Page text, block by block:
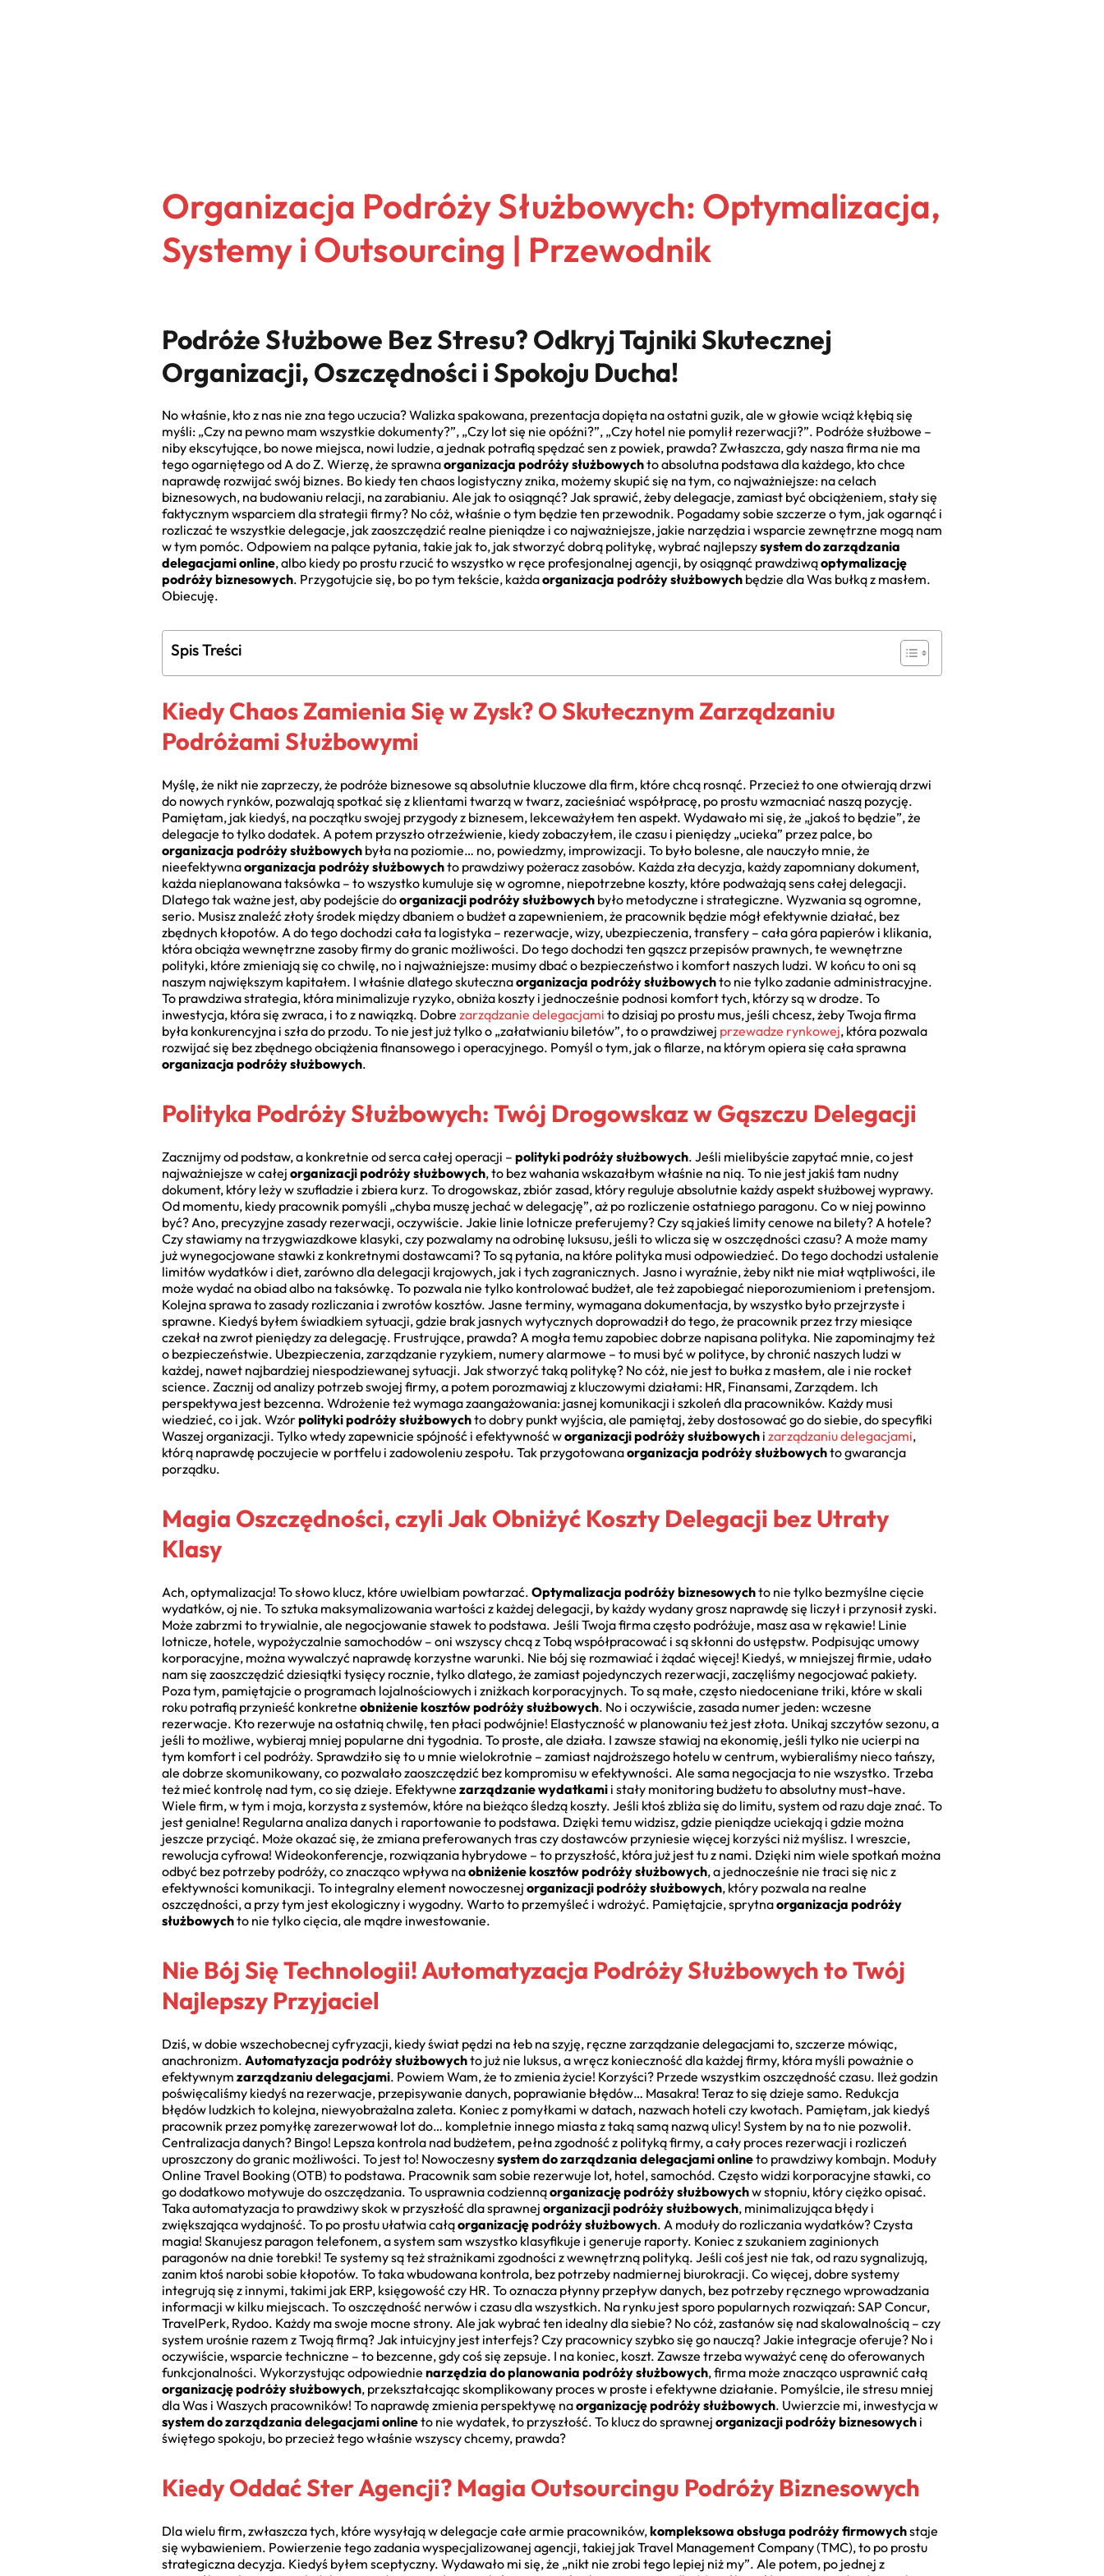
Organizacja Podróży Służbowych: Optymalizacja,
Systemy i Outsourcing | Przewodnik
Podróże Służbowe Bez Stresu? Odkryj Tajniki Skutecznej
Organizacji, Oszczędności i Spokoju Ducha!
No właśnie, kto z nas nie zna tego uczucia? Walizka spakowana, prezentacja dopięta na ostatni guzik, ale w głowie wciąż kłębią się
myśli: „Czy na pewno mam wszystkie dokumenty?”, „Czy lot się nie opóźni?”, „Czy hotel nie pomylił rezerwacji?”. Podróże służbowe –
niby ekscytujące, bo nowe miejsca, nowi ludzie, a jednak potrafią spędzać sen z powiek, prawda? Zwłaszcza, gdy nasza firma nie ma
tego ogarniętego od A do Z. Wierzę, że sprawnaorganizacja podróży służbowychto absolutna podstawa dla każdego, kto chce
naprawdę rozwijać swój biznes. Bo kiedy ten chaos logistyczny znika, możemy skupić się na tym, co najważniejsze: na celach
biznesowych, na budowaniu relacji, na zarabianiu. Ale jak to osiągnąć? Jak sprawić, żeby delegacje, zamiast być obciążeniem, stały się
faktycznym wsparciem dla strategii firmy? No cóż, właśnie o tym będzie ten przewodnik. Pogadamy sobie szczerze o tym, jak ogarnąć i
rozliczać te wszystkie delegacje, jak zaoszczędzić realne pieniądze i co najważniejsze, jakie narzędzia i wsparcie zewnętrzne mogą nam
w tym pomóc. Odpowiem na palące pytania, takie jak to, jak stworzyć dobrą politykę, wybrać najlepszysystem do zarządzania
delegacjami online, albo kiedy po prostu rzucić to wszystko w ręce profesjonalnej agencji, by osiągnąć prawdziwąoptymalizację
podróży biznesowych. Przygotujcie się, bo po tym tekście, każdaorganizacja podróży służbowych będzie dla Was bułką z masłem.
Obiecuję.
Spis Treści
Kiedy Chaos Zamienia Się w Zysk? O Skutecznym Zarządzaniu
Podróżami Służbowymi
Myślę, że nikt nie zaprzeczy, że podróże biznesowe są absolutnie kluczowe dla firm, które chcą rosnąć. Przecież to one otwierają drzwi
do nowych rynków, pozwalają spotkać się z klientami twarzą w twarz, zacieśniać współpracę, po prostu wzmacniać naszą pozycję.
Pamiętam, jak kiedyś, na początku swojej przygody z biznesem, lekceważyłem ten aspekt. Wydawało mi się, że „jakoś to będzie”, że
delegacje to tylko dodatek. A potem przyszło otrzeźwienie, kiedy zobaczyłem, ile czasu i pieniędzy „ucieka” przez palce, bo
organizacja podróży służbowych była na poziomie… no, powiedzmy, improwizacji. To było bolesne, ale nauczyło mnie, że
nieefektywnaorganizacja podróży służbowychto prawdziwy pożeracz zasobów. Każda zła decyzja, każdy zapomniany dokument,
każda nieplanowana taksówka – to wszystko kumuluje się w ogromne, niepotrzebne koszty, które podważają sens całej delegacji.
Dlatego tak ważne jest, aby podejście doorganizacji podróży służbowych było metodyczne i strategiczne. Wyzwania są ogromne,
serio. Musisz znaleźć złoty środek między dbaniem o budżet a zapewnieniem, że pracownik będzie mógł efektywnie działać, bez
zbędnych kłopotów. A do tego dochodzi cała ta logistyka – rezerwacje, wizy, ubezpieczenia, transfery – cała góra papierów i klikania,
która obciąża wewnętrzne zasoby firmy do granic możliwości. Do tego dochodzi ten gąszcz przepisów prawnych, te wewnętrzne
polityki, które zmieniają się co chwilę, no i najważniejsze: musimy dbać o bezpieczeństwo i komfort naszych ludzi. W końcu to oni są
naszym największym kapitałem. I właśnie dlatego skutecznaorganizacja podróży służbowychto nie tylko zadanie administracyjne.
To prawdziwa strategia, która minimalizuje ryzyko, obniża koszty i jednocześnie podnosi komfort tych, którzy są w drodze. To
inwestycja, która się zwraca, i to z nawiązką. Dobre zarządzanie delegacjami to dzisiaj po prostu mus, jeśli chcesz, żeby Twoja firma
była konkurencyjna i szła do przodu. To nie jest już tylko o „załatwianiu biletów”, to o prawdziwej przewadze rynkowej, która pozwala
rozwijać się bez zbędnego obciążenia finansowego i operacyjnego. Pomyśl o tym, jak o filarze, na którym opiera się cała sprawna
organizacja podróży służbowych.
Polityka Podróży Służbowych: Twój Drogowskaz w Gąszczu Delegacji
Zacznijmy od podstaw, a konkretnie od serca całej operacji – polityki podróży służbowych. Jeśli mielibyście zapytać mnie, co jest
najważniejsze w całej organizacji podróży służbowych, to bez wahania wskazałbym właśnie na nią. To nie jest jakiś tam nudny
dokument, który leży w szufladzie i zbiera kurz. To drogowskaz, zbiór zasad, który reguluje absolutnie każdy aspekt służbowej wyprawy.
Od momentu, kiedy pracownik pomyśli „chyba muszę jechać w delegację”, aż po rozliczenie ostatniego paragonu. Co w niej powinno
być? Ano, precyzyjne zasady rezerwacji, oczywiście. Jakie linie lotnicze preferujemy? Czy są jakieś limity cenowe na bilety? A hotele?
Czy stawiamy na trzygwiazdkowe klasyki, czy pozwalamy na odrobinę luksusu, jeśli to wlicza się w oszczędności czasu? A może mamy
już wynegocjowane stawki z konkretnymi dostawcami? To są pytania, na które polityka musi odpowiedzieć. Do tego dochodzi ustalenie
limitów wydatków i diet, zarówno dla delegacji krajowych, jak i tych zagranicznych. Jasno i wyraźnie, żeby nikt nie miał wątpliwości, ile
może wydać na obiad albo na taksówkę. To pozwala nie tylko kontrolować budżet, ale też zapobiegać nieporozumieniom i pretensjom.
Kolejna sprawa to zasady rozliczania i zwrotów kosztów. Jasne terminy, wymagana dokumentacja, by wszystko było przejrzyste i
sprawne. Kiedyś byłem świadkiem sytuacji, gdzie brak jasnych wytycznych doprowadził do tego, że pracownik przez trzy miesiące
czekał na zwrot pieniędzy za delegację. Frustrujące, prawda? A mogła temu zapobiec dobrze napisana polityka. Nie zapominajmy też
o bezpieczeństwie. Ubezpieczenia, zarządzanie ryzykiem, numery alarmowe – to musi być w polityce, by chronić naszych ludzi w
każdej, nawet najbardziej niespodziewanej sytuacji. Jak stworzyć taką politykę? No cóż, nie jest to bułka z masłem, ale i nie rocket
science. Zacznij od analizy potrzeb swojej firmy, a potem porozmawiaj z kluczowymi działami: HR, Finansami, Zarządem. Ich
perspektywa jest bezcenna. Wdrożenie też wymaga zaangażowania: jasnej komunikacji i szkoleń dla pracowników. Każdy musi
wiedzieć, co i jak. Wzórpolityki podróży służbowychto dobry punkt wyjścia, ale pamiętaj, żeby dostosować go do siebie, do specyfiki
Waszej organizacji. Tylko wtedy zapewnicie spójność i efektywność worganizacji podróży służbowych i zarządzaniu delegacjami,
którą naprawdę poczujecie w portfelu i zadowoleniu zespołu. Tak przygotowanaorganizacja podróży służbowychto gwarancja
porządku.
Magia Oszczędności, czyli Jak Obniżyć Koszty Delegacji bez Utraty
Klasy
Ach, optymalizacja! To słowo klucz, które uwielbiam powtarzać. Optymalizacja podróży biznesowychto nie tylko bezmyślne cięcie
wydatków, oj nie. To sztuka maksymalizowania wartości z każdej delegacji, by każdy wydany grosz naprawdę się liczył i przynosił zyski.
Może zabrzmi to trywialnie, ale negocjowanie stawek to podstawa. Jeśli Twoja firma często podróżuje, masz asa w rękawie! Linie
lotnicze, hotele, wypożyczalnie samochodów – oni wszyscy chcą z Tobą współpracować i są skłonni do ustępstw. Podpisując umowy
korporacyjne, można wywalczyć naprawdę korzystne warunki. Nie bój się rozmawiać i żądać więcej! Kiedyś, w mniejszej firmie, udało
nam się zaoszczędzić dziesiątki tysięcy rocznie, tylko dlatego, że zamiast pojedynczych rezerwacji, zaczęliśmy negocjować pakiety.
Poza tym, pamiętajcie o programach lojalnościowych i zniżkach korporacyjnych. To są małe, często niedoceniane triki, które w skali
roku potrafią przynieść konkretne obniżenie kosztów podróży służbowych. No i oczywiście, zasada numer jeden: wczesne
rezerwacje. Kto rezerwuje na ostatnią chwilę, ten płaci podwójnie! Elastyczność w planowaniu też jest złota. Unikaj szczytów sezonu, a
jeśli to możliwe, wybieraj mniej popularne dni tygodnia. To proste, ale działa. I zawsze stawiaj na ekonomię, jeśli tylko nie ucierpi na
tym komfort i cel podróży. Sprawdziło się to u mnie wielokrotnie – zamiast najdroższego hotelu w centrum, wybieraliśmy nieco tańszy,
ale dobrze skomunikowany, co pozwalało zaoszczędzić bez kompromisu w efektywności. Ale sama negocjacja to nie wszystko. Trzeba
też mieć kontrolę nad tym, co się dzieje. Efektywne zarządzanie wydatkami i stały monitoring budżetu to absolutny must-have.
Wiele firm, w tym i moja, korzysta z systemów, które na bieżąco śledzą koszty. Jeśli ktoś zbliża się do limitu, system od razu daje znać. To
jest genialne! Regularna analiza danych i raportowanie to podstawa. Dzięki temu widzisz, gdzie pieniądze uciekają i gdzie można
jeszcze przyciąć. Może okazać się, że zmiana preferowanych tras czy dostawców przyniesie więcej korzyści niż myślisz. I wreszcie,
rewolucja cyfrowa! Wideokonferencje, rozwiązania hybrydowe – to przyszłość, która już jest tu z nami. Dzięki nim wiele spotkań można
odbyć bez potrzeby podróży, co znacząco wpływa naobniżenie kosztów podróży służbowych, a jednocześnie nie traci się nic z
efektywności komunikacji. To integralny element nowoczesnej organizacji podróży służbowych, który pozwala na realne
oszczędności, a przy tym jest ekologiczny i wygodny. Warto to przemyśleć i wdrożyć. Pamiętajcie, sprytnaorganizacja podróży
służbowychto nie tylko cięcia, ale mądre inwestowanie.
Nie Bój Się Technologii! Automatyzacja Podróży Służbowych to Twój
Najlepszy Przyjaciel
Dziś, w dobie wszechobecnej cyfryzacji, kiedy świat pędzi na łeb na szyję, ręczne zarządzanie delegacjami to, szczerze mówiąc,
anachronizm. Automatyzacja podróży służbowychto już nie luksus, a wręcz konieczność dla każdej firmy, która myśli poważnie o
efektywnym zarządzaniu delegacjami. Powiem Wam, że to zmienia życie! Korzyści? Przede wszystkim oszczędność czasu. Ileż godzin
poświęcaliśmy kiedyś na rezerwacje, przepisywanie danych, poprawianie błędów… Masakra! Teraz to się dzieje samo. Redukcja
błędów ludzkich to kolejna, niewyobrażalna zaleta. Koniec z pomyłkami w datach, nazwach hoteli czy kwotach. Pamiętam, jak kiedyś
pracownik przez pomyłkę zarezerwował lot do… kompletnie innego miasta z taką samą nazwą ulicy! System by na to nie pozwolił.
Centralizacja danych? Bingo! Lepsza kontrola nad budżetem, pełna zgodność z polityką firmy, a cały proces rezerwacji i rozliczeń
uproszczony do granic możliwości. To jest to! Nowoczesnysystem do zarządzania delegacjami onlineto prawdziwy kombajn. Moduły
Online Travel Booking (OTB) to podstawa. Pracownik sam sobie rezerwuje lot, hotel, samochód. Często widzi korporacyjne stawki, co
go dodatkowo motywuje do oszczędzania. To usprawnia codziennąorganizację podróży służbowychw stopniu, który ciężko opisać.
Taka automatyzacja to prawdziwy skok w przyszłość dla sprawnej organizacji podróży służbowych, minimalizująca błędy i
zwiększająca wydajność. To po prostu ułatwia całąorganizację podróży służbowych. A moduły do rozliczania wydatków? Czysta
magia! Skanujesz paragon telefonem, a system sam wszystko klasyfikuje i generuje raporty. Koniec z szukaniem zaginionych
paragonów na dnie torebki! Te systemy są też strażnikami zgodności z wewnętrzną polityką. Jeśli coś jest nie tak, od razu sygnalizują,
zanim ktoś narobi sobie kłopotów. To taka wbudowana kontrola, bez potrzeby nadmiernej biurokracji. Co więcej, dobre systemy
integrują się z innymi, takimi jak ERP, księgowość czy HR. To oznacza płynny przepływ danych, bez potrzeby ręcznego wprowadzania
informacji w kilku miejscach. To oszczędność nerwów i czasu dla wszystkich. Na rynku jest sporo popularnych rozwiązań: SAP Concur,
TravelPerk, Rydoo. Każdy ma swoje mocne strony. Ale jak wybrać ten idealny dla siebie? No cóż, zastanów się nad skalowalnością – czy
system urośnie razem z Twoją firmą? Jak intuicyjny jest interfejs? Czy pracownicy szybko się go nauczą? Jakie integracje oferuje? No i
oczywiście, wsparcie techniczne – to bezcenne, gdy coś się zepsuje. I na koniec, koszt. Zawsze trzeba wyważyć cenę do oferowanych
funkcjonalności. Wykorzystując odpowiednie narzędzia do planowania podróży służbowych, firma może znacząco usprawnić całą
organizację podróży służbowych, przekształcając skomplikowany proces w proste i efektywne działanie. Pomyślcie, ile stresu mniej
dla Was i Waszych pracowników! To naprawdę zmienia perspektywę naorganizację podróży służbowych. Uwierzcie mi, inwestycja w
system do zarządzania delegacjami onlineto nie wydatek, to przyszłość. To klucz do sprawnej organizacji podróży biznesowych i
świętego spokoju, bo przecież tego właśnie wszyscy chcemy, prawda?
Kiedy Oddać Ster Agencji? Magia Outsourcingu Podróży Biznesowych
Dla wielu firm, zwłaszcza tych, które wysyłają w delegacje całe armie pracowników,kompleksowa obsługa podróży firmowychstaje
się wybawieniem. Powierzenie tego zadania wyspecjalizowanej agencji, takiej jak Travel Management Company (TMC), to po prostu
strategiczna decyzja. Kiedyś byłem sceptyczny. Wydawało mi się, że „nikt nie zrobi tego lepiej niż my”. Ale potem, po jednej z